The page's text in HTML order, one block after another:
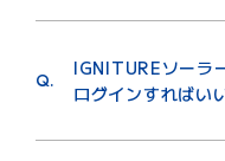
注）弊社都市ガス供
だくか東京ガスお
が必要となります。
A.
ログインIDは、お
Q.
IGNITUREソーラ
ログインすればい
A.
こちらの「マイペ